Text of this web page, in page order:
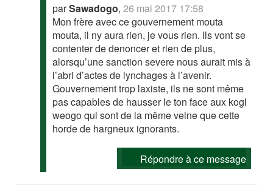
parSawadogo,26 mai 2017 17:58
Mon frère avec ce gouvernement mouta
mouta, il ny aura rien, je vous rien. Ils vont se
contenter de denoncer et rien de plus,
alorsqu’une sanction severe nous aurait mis à
l’abri d’actes de lynchages à l’avenir.
Gouvernement trop laxiste, ils ne sont même
pas capables de hausser le ton face aux kogl
weogo qui sont de la même veine que cette
horde de hargneux ignorants.
Répondre à ce message